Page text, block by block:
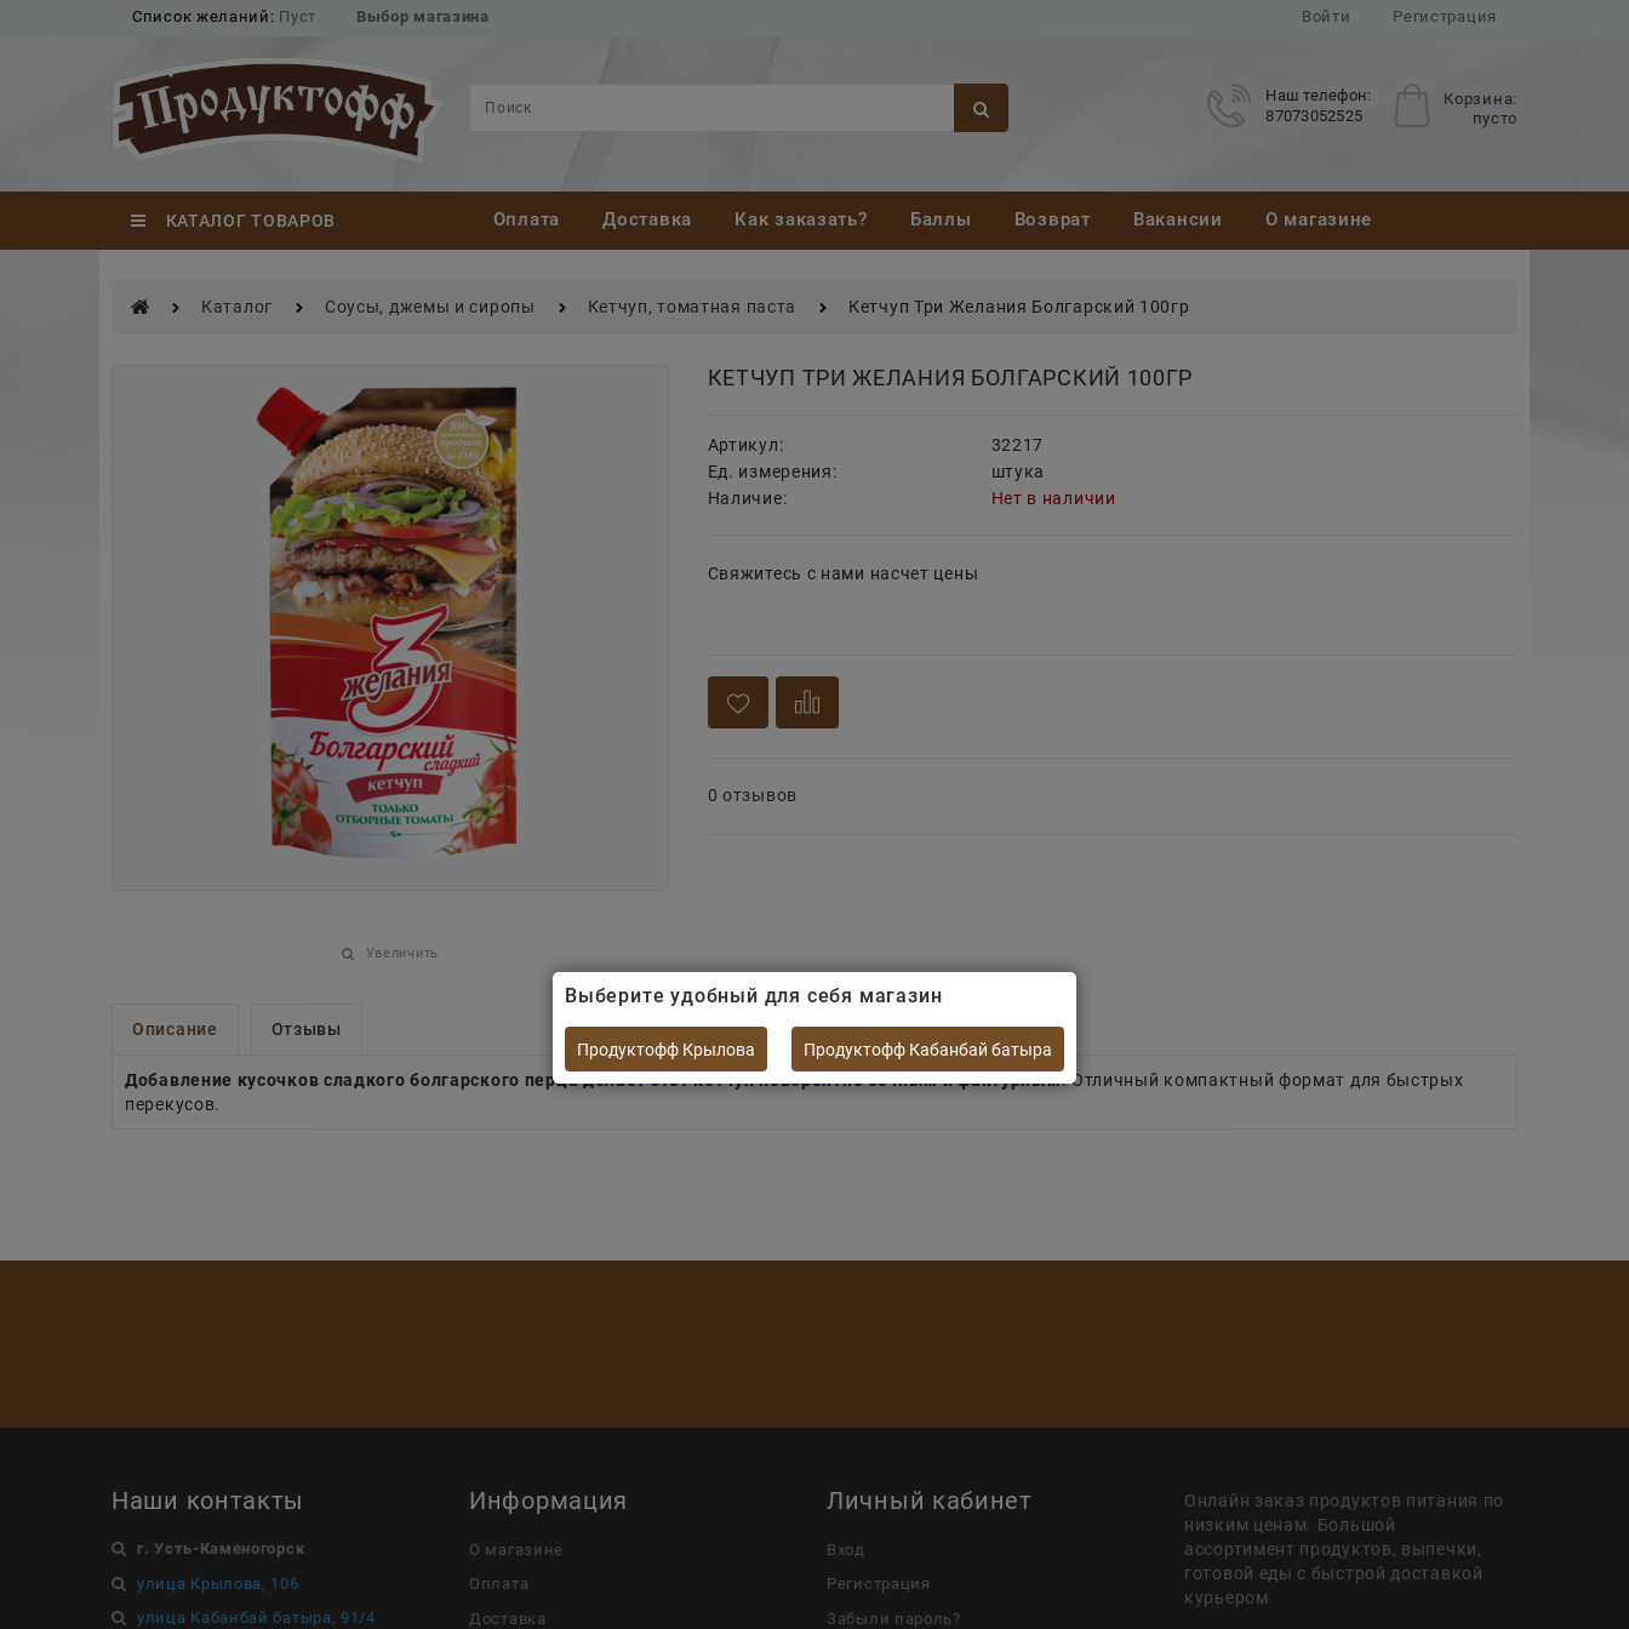
Список желаний: Пуст Выбор магазина Войти Регистрация
Корзина:
пусто
Наш телефон:
87073052525
КАТАЛОГ ТОВАРОВ Оплата Доставка Как заказать? Баллы Возврат Вакансии О магазине
Каталог Соусы, джемы и сиропы Кетчуп, томатная паста Кетчуп Три Желания Болгарский 100гр
Увеличить
КЕТЧУП ТРИ ЖЕЛАНИЯ БОЛГАРСКИЙ 100ГР
Артикул:
32217
Ед. измерения:
штука
Наличие:
Нет в наличии
Свяжитесь с нами насчет цены
0 отзывов
Описание Отзывы
Добавление кусочков сладкого болгарского перца делает этот кетчуп невероятно сочным и фактурным. Отличный компактный формат для быстрых
перекусов.
Наши контакты
г. Усть-Каменогорск
улица Крылова, 106
улица Кабанбай батыра, 91/4
Информация
О магазине
Оплата
Доставка
Личный кабинет
Вход
Регистрация
Забыли пароль?
Онлайн заказ продуктов питания по
низким ценам. Большой
ассортимент продуктов, выпечки,
готовой еды с быстрой доставкой
курьером
Выберите удобный для себя магазин
Продуктофф Крылова Продуктофф Кабанбай батыра